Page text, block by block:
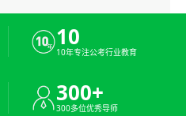
10
10年专注公考行业教育
300+
300多位优秀导师